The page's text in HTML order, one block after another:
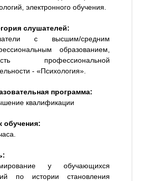
электронного обучения.
слушателей:
с высшим/средним
образованием,
профессиональной
- «Психология».
программа:
квалификации
обучения:
у обучающихся
по истории становления